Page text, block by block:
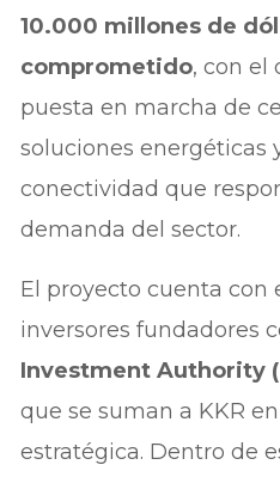
10.000 millones de
comprometido, con el
puesta en marcha de
soluciones energéticas
conectividad que
demanda del sector.
El proyecto cuenta con
inversores fundadores
Investment Authority
que se suman a KKR
estratégica. Dentro de